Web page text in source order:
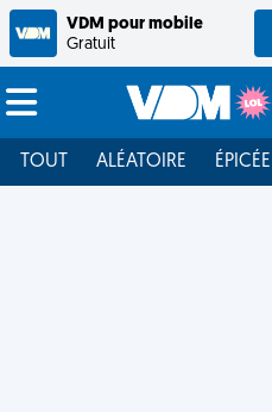
VDM pour mobile
Gratuit
TOUT ALÉATOIRE ÉPICÉE